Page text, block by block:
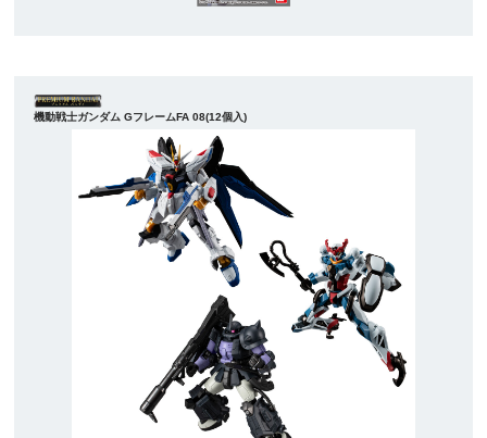
機動戦士ガンダム GフレームFA 08(12個入)